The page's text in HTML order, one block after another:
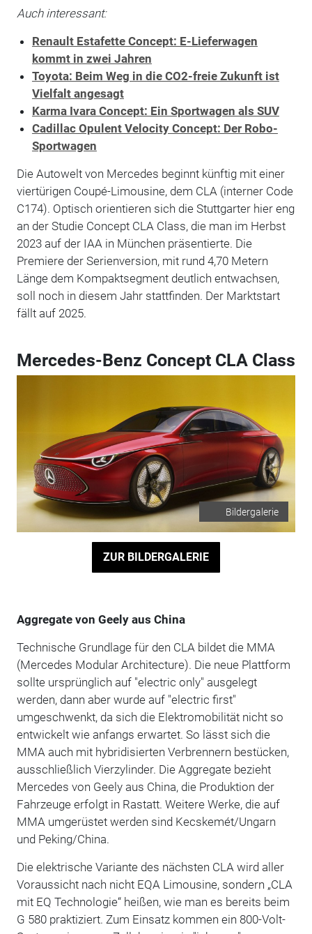
Auch interessant:
Renault Estafette Concept: E-Lieferwagen
kommt in zwei Jahren
Toyota: Beim Weg in die CO2-freie Zukunft ist
Vielfalt angesagt
Karma Ivara Concept: Ein Sportwagen als SUV
Cadillac Opulent Velocity Concept: Der Robo-
Sportwagen
Die Autowelt von Mercedes beginnt künftig mit einer
viertürigen Coupé-Limousine, dem CLA (interner Code
C174). Optisch orientieren sich die Stuttgarter hier eng
an der Studie Concept CLA Class, die man im Herbst
2023 auf der IAA in München präsentierte. Die
Premiere der Serienversion, mit rund 4,70 Metern
Länge dem Kompaktsegment deutlich entwachsen,
soll noch in diesem Jahr stattfinden. Der Marktstart
fällt auf 2025.
Mercedes-Benz Concept CLA Class
Bildergalerie
ZUR BILDERGALERIE
Aggregate von Geely aus China
Technische Grundlage für den CLA bildet die MMA
(Mercedes Modular Architecture). Die neue Plattform
sollte ursprünglich auf "electric only" ausgelegt
werden, dann aber wurde auf "electric first"
umgeschwenkt, da sich die Elektromobilität nicht so
entwickelt wie anfangs erwartet. So lässt sich die
MMA auch mit hybridisierten Verbrennern bestücken,
ausschließlich Vierzylinder. Die Aggregate bezieht
Mercedes von Geely aus China, die Produktion der
Fahrzeuge erfolgt in Rastatt. Weitere Werke, die auf
MMA umgerüstet werden sind Kecskemét/Ungarn
und Peking/China.
Die elektrische Variante des nächsten CLA wird aller
Voraussicht nach nicht EQA Limousine, sondern „CLA
mit EQ Technologie“ heißen, wie man es bereits beim
G 580 praktiziert. Zum Einsatz kommen ein 800-Volt-